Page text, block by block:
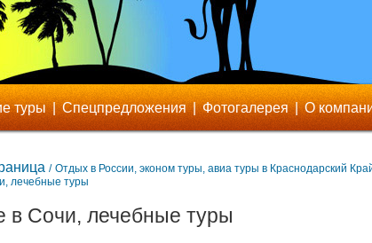
туры | Спецпредложения | Фотогалерея | О
/ Отдых в России, эконом туры, авиа туры в Краснодарский
лечебные туры
в Сочи, лечебные туры